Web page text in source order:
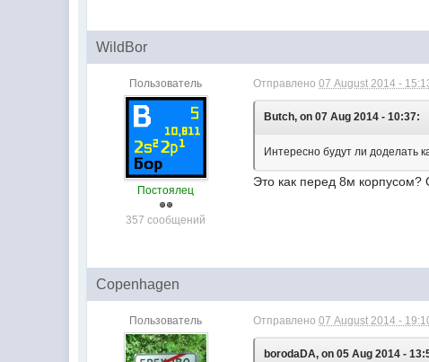
WildBor
Пользователь
Постоялец
357 сообщений
Отправлено07 August 2014 -
Butch, on 07 Aug 2014 - 10:37:
Интересно будут ли доделать
Это как перед 8м корпусом?
Copenhagen
Пользователь Отправлено07 August 2014 -
borodaDA, on 05 Aug 2014 -